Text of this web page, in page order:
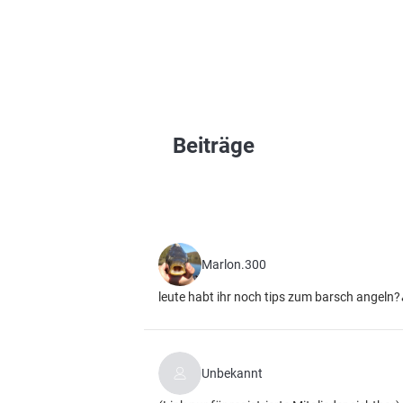
Beiträge
Marlon.300
leute habt ihr noch tips zum barsch
Unbekannt